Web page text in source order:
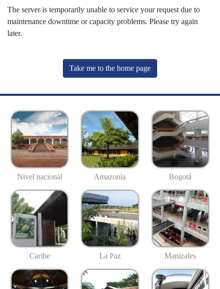
The server is temporarily unable to service your request due to
maintenance downtime or capacity problems. Please try again
later.
Take me to the home page
Nivel nacional Amazonía Bogotá
Caribe La Paz Manizales